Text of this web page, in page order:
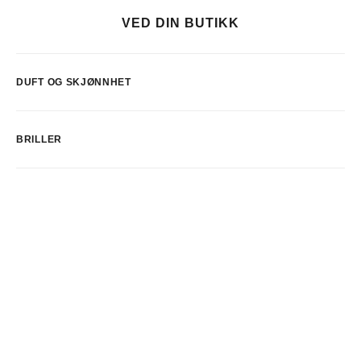
VED DIN BUTIKK
DUFT OG SKJØNNHET
BRILLER